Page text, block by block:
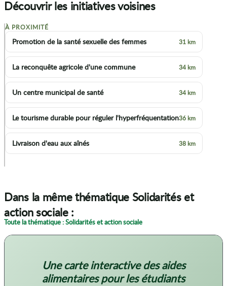
Découvrir les initiatives voisines
+
−
À PROXIMITÉ
Promotion de la santé sexuelle des femmes 31 km
La reconquête agricole d'une commune 34 km
Un centre municipal de santé 34 km
Le tourisme durable pour réguler l'hyperfréquentation36 km
Livraison d'eau aux aînés 38 km
Dans la même thématique Solidarités et
action sociale :
Toute la thématique : Solidarités et action sociale
Une carte interactive des aides
alimentaires pour les étudiants